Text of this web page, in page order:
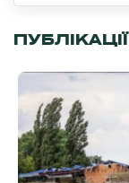
ПУБЛІКАЦІЇ